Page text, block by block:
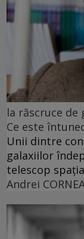
la răscruce de
Ce este
Unii dintre
galaxiilor
telescop
Andrei